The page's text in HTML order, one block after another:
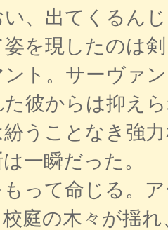
い、出てくる
を現したのは
ト。サーヴァ
彼からは抑え
紛うことなき強
一瞬だった。
もって命じる。
庭の木々が揺